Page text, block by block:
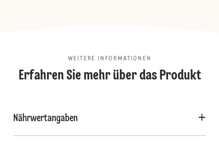
WEITERE INFORMATIONEN
Erfahren Sie mehr über das Produkt
Nährwertangaben